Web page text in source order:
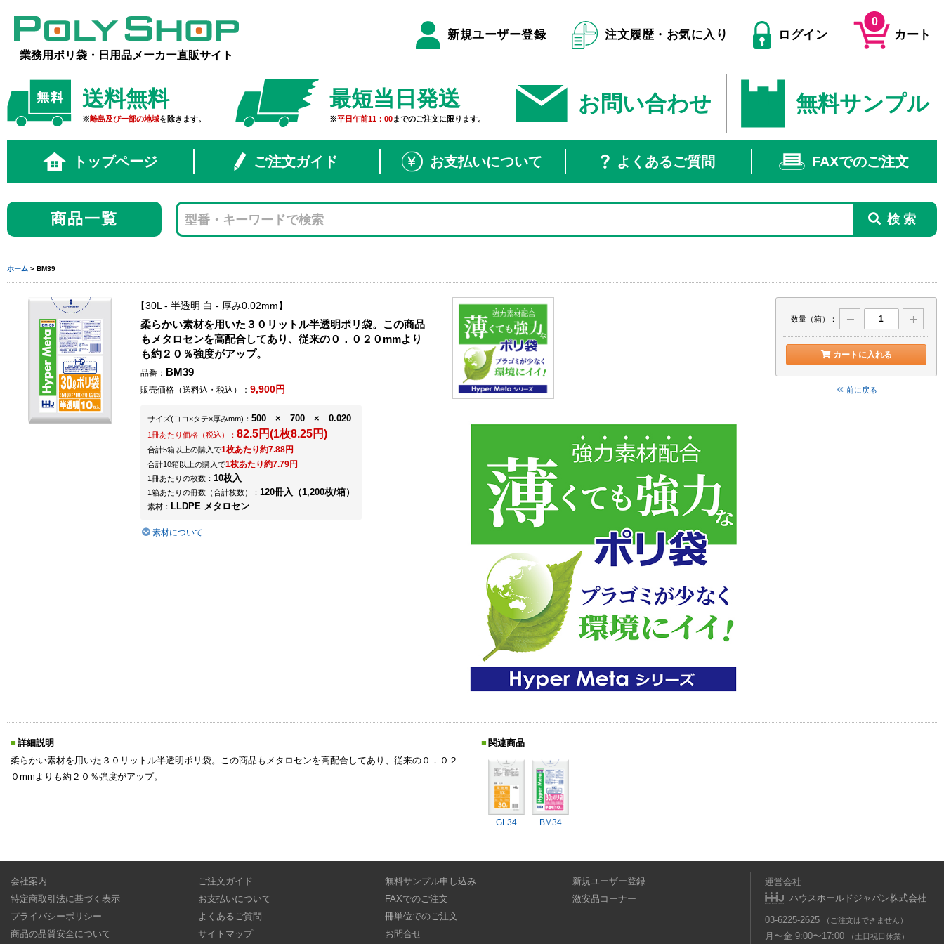
業務用ポリ袋・日用品メーカー直販サイト
新規ユーザー登録 注文履歴・お気に入り ログイン
0
カート
送料無料
※離島及び一部の地域を除きます。
最短当日発送
※平日午前11：00までのご注文に限ります。
お問い合わせ 無料サンプル
トップページ ご注文ガイド お支払いについて よくあるご質問 FAXでのご注文
商品一覧
ホーム > BM39
30L - 半透明 白 - 厚み0.02mm
柔らかい素材を用いた３０リットル半透明ポリ袋。この商品
もメタロセンを高配合してあり、従来の０．０２０mmより
も約２０％強度がアップ。
品番： BM39
販売価格（送料込・税込）： 9,900円
サイズ(ヨコ×タテ×厚みmm) ： 500 × 700 × 0.020
1冊あたり価格（税込）： 82.5円(1枚8.25円)
合計5箱以上の購入で1枚あたり約7.88円
合計10箱以上の購入で1枚あたり約7.79円
1冊あたりの枚数： 10枚入
1箱あたりの冊数（合計枚数）： 120冊入（1,200枚/箱）
素材： LLDPE メタロセン
素材について
数量（箱）：
カートに入れる
前に戻る
詳細説明
柔らかい素材を用いた３０リットル半透明ポリ袋。この商品もメタロセンを高配合してあり、従来の０．０２
０mmよりも約２０％強度がアップ。
関連商品
GL34 BM34
会社案内
特定商取引法に基づく表示
プライバシーポリシー
商品の品質安全について
ご注文ガイド
お支払いについて
よくあるご質問
サイトマップ
無料サンプル申し込み
FAXでのご注文
冊単位でのご注文
お問合せ
新規ユーザー登録
激安品コーナー
運営会社
ハウスホールドジャパン株式会社
03-6225-2625 （ご注文はできません）
月〜金 9:00〜17:00 （土日祝日休業）